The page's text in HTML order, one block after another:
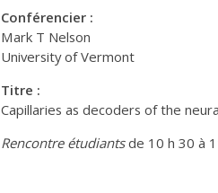
Conférencier :
Mark T Nelson
University of Vermont
Titre :
Capillaries as decoders of the
Rencontre étudiantsde 10 h 30 à